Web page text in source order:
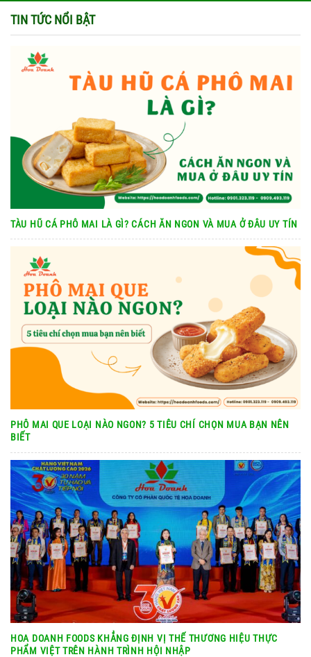
TIN TỨC NỔI BẬT
TÀU HŨ CÁ PHÔ MAI LÀ GÌ? CÁCH ĂN NGON VÀ MUA Ở ĐÂU UY TÍN
PHÔ MAI QUE LOẠI NÀO NGON? 5 TIÊU CHÍ CHỌN MUA BẠN NÊN
BIẾT
HOA DOANH FOODS KHẲNG ĐỊNH VỊ THẾ THƯƠNG HIỆU THỰC
PHẨM VIỆT TRÊN HÀNH TRÌNH HỘI NHẬP